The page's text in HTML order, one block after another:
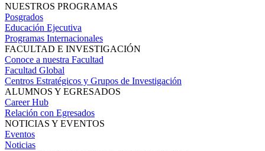
NUESTROS PROGRAMAS
Posgrados
Educación Ejecutiva
Programas Internacionales
FACULTAD E INVESTIGACIÓN
Conoce a nuestra Facultad
Facultad Global
Centros Estratégicos y Grupos de Investigación
ALUMNOS Y EGRESADOS
Career Hub
Relación con Egresados
NOTICIAS Y EVENTOS
Eventos
Noticias